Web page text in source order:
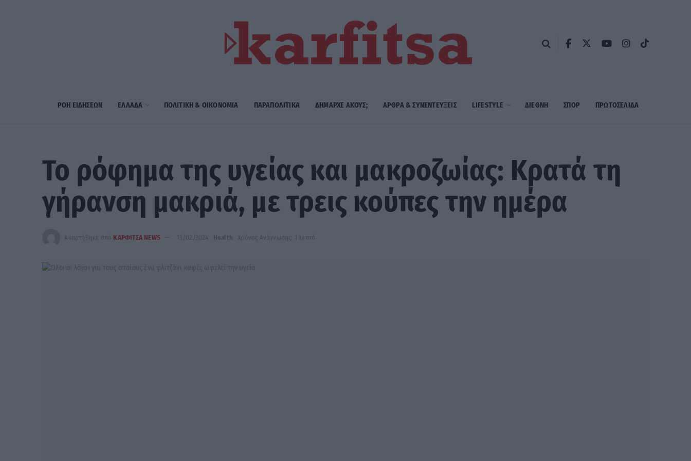
ΡΟΗ ΕΙΔΗΣΕΩΝ ΕΛΛΑΔΑ ΠΟΛΙΤΙΚΗ & ΟΙΚΟΝΟΜΙΑ ΠΑΡΑΠΟΛΙΤΙΚΑ ΔΗΜΑΡΧE ΑΚΟΥΣ; ΑΡΘΡΑ & ΣΥΝΕΝΤΕΥΞΕΙΣ LIFESTYLE ΔΙΕΘΝΗ ΣΠΟΡ ΠΡΩΤΟΣΈΛΙΔΑ
Το ρόφημα της υγείας και μακροζωίας: Κρατά τη
γήρανση μακριά, με τρεις κούπες την ημέρα
Αναρτήθηκε από ΚΑΡΦΙΤΣΑ NEWS 13/02/2024 Health Χρόνος Ανάγνωσης: 1 λεπτό